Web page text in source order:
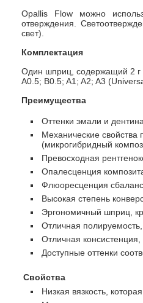
Opallis Flow можно
отверждения.
свет).
Комплектация
Один шприц, содержащий 2 г
A0.5; B0.5; A1; A2; A3
Преимущества
Оттенки эмали и
Механические свойства
(микрогибридный
Превосходная
Опалесценция
Флюоресценция
Высокая степень
Эргономичный шприц,
Отличная
Отличная
Доступные оттенки
Свойства
Низкая вязкость,